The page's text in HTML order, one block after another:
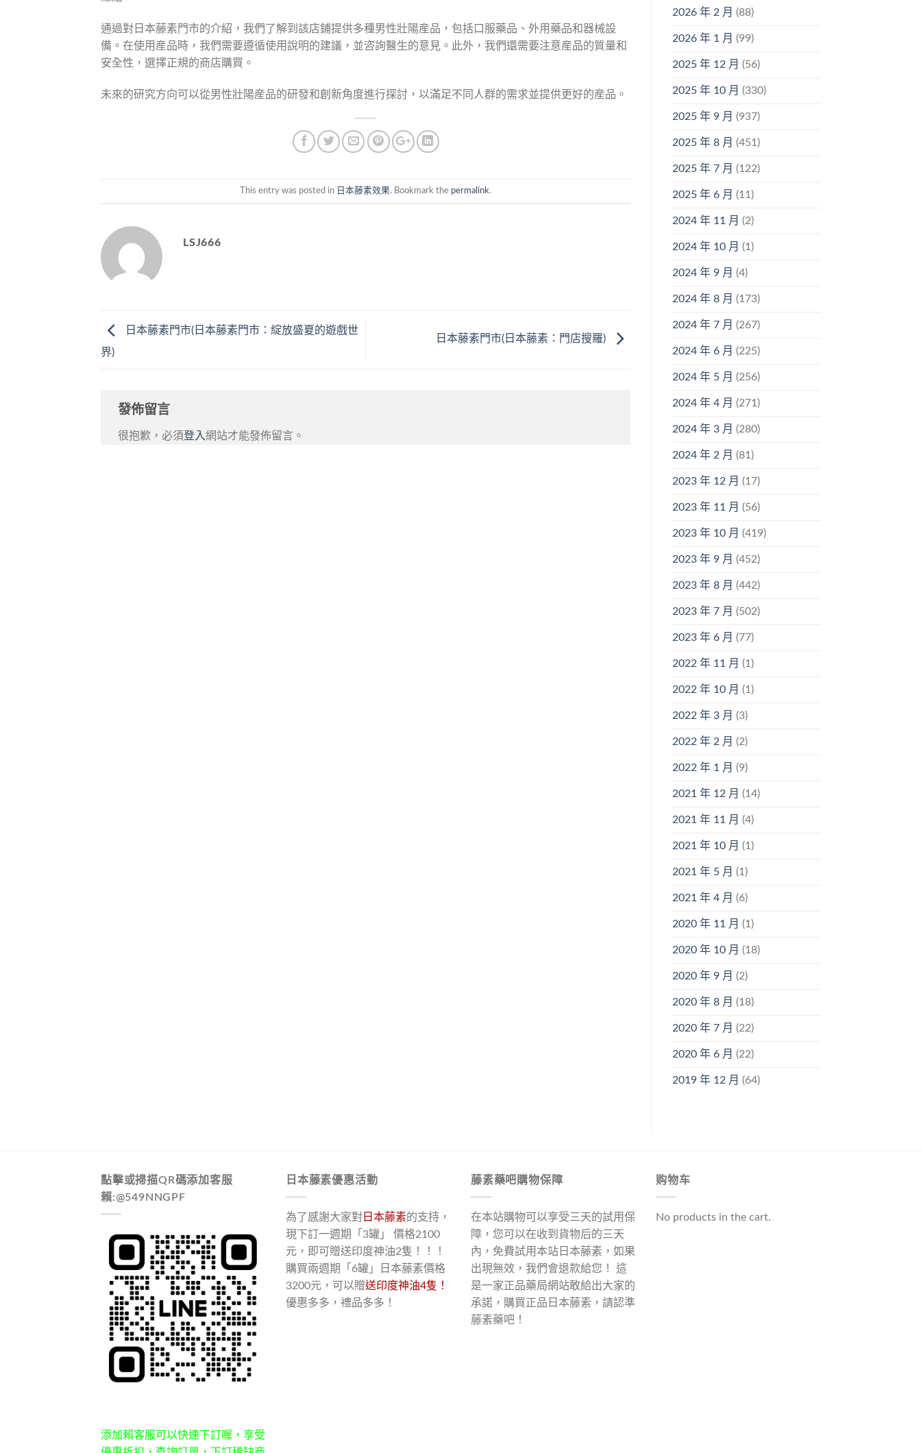
通過對日本藤素門市的介紹，我們了解到該店鋪提供多種男性壯陽産品，包括口服藥品、外用藥品和器械設
備。在使用産品時，我們需要遵循使用說明的建議，並咨詢醫生的意見。此外，我們還需要注意産品的質量和
安全性，選擇正規的商店購買。
未來的研究方向可以從男性壯陽産品的研發和創新角度進行探討，以滿足不同人群的需求並提供更好的産品。
This entry was posted in 日本藤素效果. Bookmark the permalink.
LSJ666
日本藤素門市(日本藤素門市：綻放盛夏的遊戲世
界)
日本藤素門市(日本藤素：門店搜羅)
發佈留言
很抱歉，必須登入網站才能發佈留言。
2026 年 2 月 (88)
2026 年 1 月 (99)
2025 年 12 月 (56)
2025 年 10 月 (330)
2025 年 9 月 (937)
2025 年 8 月 (451)
2025 年 7 月 (122)
2025 年 6 月 (11)
2024 年 11 月 (2)
2024 年 10 月 (1)
2024 年 9 月 (4)
2024 年 8 月 (173)
2024 年 7 月 (267)
2024 年 6 月 (225)
2024 年 5 月 (256)
2024 年 4 月 (271)
2024 年 3 月 (280)
2024 年 2 月 (81)
2023 年 12 月 (17)
2023 年 11 月 (56)
2023 年 10 月 (419)
2023 年 9 月 (452)
2023 年 8 月 (442)
2023 年 7 月 (502)
2023 年 6 月 (77)
2022 年 11 月 (1)
2022 年 10 月 (1)
2022 年 3 月 (3)
2022 年 2 月 (2)
2022 年 1 月 (9)
2021 年 12 月 (14)
2021 年 11 月 (4)
2021 年 10 月 (1)
2021 年 5 月 (1)
2021 年 4 月 (6)
2020 年 11 月 (1)
2020 年 10 月 (18)
2020 年 9 月 (2)
2020 年 8 月 (18)
2020 年 7 月 (22)
2020 年 6 月 (22)
2019 年 12 月 (64)
點擊或掃描QR碼添加客服
賴:@549NNGPF
添加賴客服可以快速下訂喔，享受
日本藤素優惠活動
為了感謝大家對 日本藤素的支持，
現下訂一週期「3罐」 價格2100
元，即可贈送印度神油2隻！！！
購買兩週期「6罐」日本藤素價格
3200元，可以贈送印度神油4隻！
優惠多多，禮品多多！
藤素藥吧購物保障
在本站購物可以享受三天的試用保
障，您可以在收到貨物后的三天
內，免費試用本站日本藤素，如果
出現無效，我們會退款給您！ 這
是一家正品藥局網站敢給出大家的
承諾，購買正品日本藤素，請認準
藤素藥吧！
购物车
No products in the cart.